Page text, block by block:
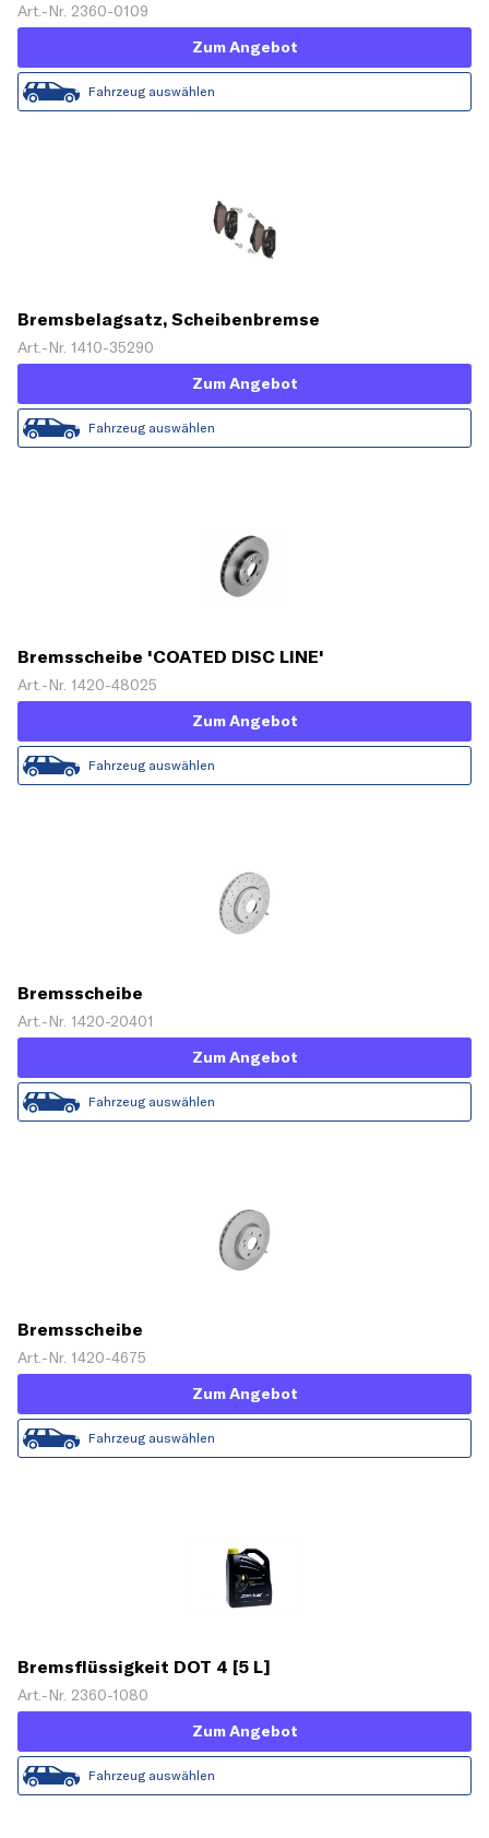
Art.-Nr. 2360-0109
Zum Angebot
Fahrzeug auswählen
Bremsbelagsatz, Scheibenbremse
Art.-Nr. 1410-35290
Zum Angebot
Fahrzeug auswählen
Bremsscheibe 'COATED DISC LINE'
Art.-Nr. 1420-48025
Zum Angebot
Fahrzeug auswählen
Bremsscheibe
Art.-Nr. 1420-20401
Zum Angebot
Fahrzeug auswählen
Bremsscheibe
Art.-Nr. 1420-4675
Zum Angebot
Fahrzeug auswählen
Bremsflüssigkeit DOT 4 [5 L]
Art.-Nr. 2360-1080
Zum Angebot
Fahrzeug auswählen